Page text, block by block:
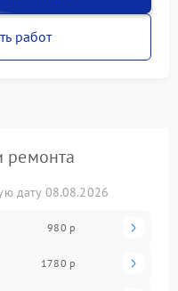
работ
ремонта
дату 08.08.2026
980 р
1780 р